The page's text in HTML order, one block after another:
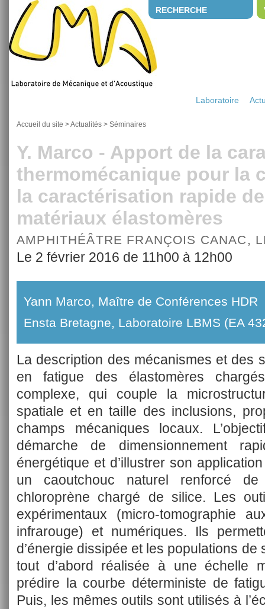
RECHERCHE
Laboratoire
Accueil du site >Actualités > Séminaires
Y. Marco - Apport de la
thermomécanique pour la
la caractérisation rapide
matériaux élastomères
AMPHITHÉÂTRE FRANÇOIS CANAC,
Le 2 février 2016 de 11h00 à 12h00
Yann Marco, Maître de Conférences HDR
Ensta Bretagne, Laboratoire LBMS (EA
La description des mécanismes et des
en fatigue des élastomères
complexe, qui couple la
spatiale et en taille des inclusions,
champs mécaniques locaux.
démarche de dimensionnement
énergétique et d’illustrer son
un caoutchouc naturel renforcé
chloroprène chargé de silice. Les
expérimentaux (micro-tomographie
infrarouge) et numériques. Ils
d’énergie dissipée et les populations de
tout d’abord réalisée à une échelle
prédire la courbe déterministe de
Puis, les mêmes outils sont utilisés à